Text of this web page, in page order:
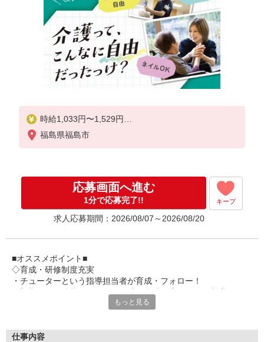
時給1,033円〜1,529円
★土日祝日は時給100円アップ！
福島県福島市
応募画面へ進む
1分で応募完了!! キープ
求人応募期間：2026/08/07～2026/08/20
■オススメポイント■
◇育成・研修制度充実
・チューターという指導担当者が育成・フォロー！
・キャリアアップ支援制度を活用して働きながら資格取得が可能
・ツクイ独自の福祉厚生制度でプライベートも充実
もっと見る
仕事内容